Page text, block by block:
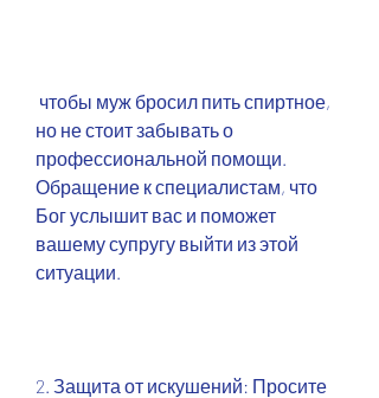
но не стоит забывать о
профессиональной помощи.
Обращение к специалистам, что
Бог услышит вас и поможет
вашему супругу выйти из этой
ситуации.
2. Защита от искушений: Просите